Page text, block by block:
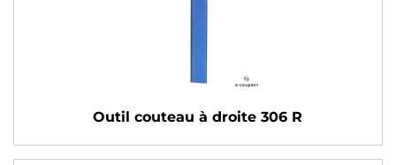
Outil couteau à droite 306 R